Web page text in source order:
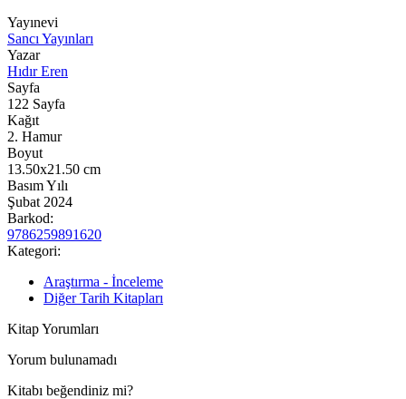
Yayınevi
Sancı Yayınları
Yazar
Hıdır Eren
Sayfa
122 Sayfa
Kağıt
2. Hamur
Boyut
13.50x21.50 cm
Basım Yılı
Şubat 2024
Barkod:
9786259891620
Kategori:
Araştırma - İnceleme
Diğer Tarih Kitapları
Kitap Yorumları
Yorum bulunamadı
Kitabı beğendiniz mi?